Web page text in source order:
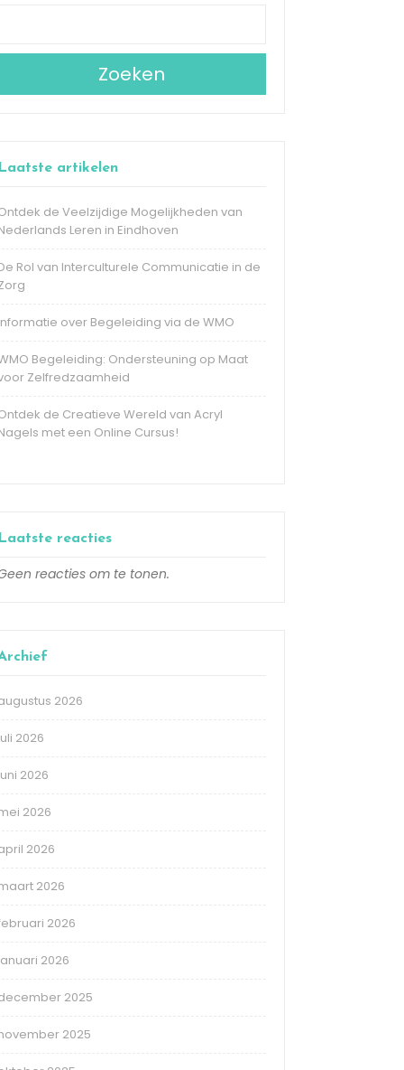
Zoeken
Laatste artikelen
de Veelzijdige Mogelijkheden van
Leren in Eindhoven
Rol van Interculturele Communicatie in de
over Begeleiding via de WMO
Begeleiding: Ondersteuning op Maat
Zelfredzaamheid
de Creatieve Wereld van Acryl
met een Online Cursus!
Laatste reacties
reacties om te tonen.
2026
2026
2026
2026
2026
2026
2026
2026
2025
2025